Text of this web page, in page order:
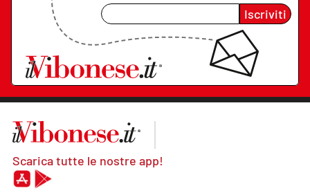
Iscriviti
Scarica tutte le nostre app!